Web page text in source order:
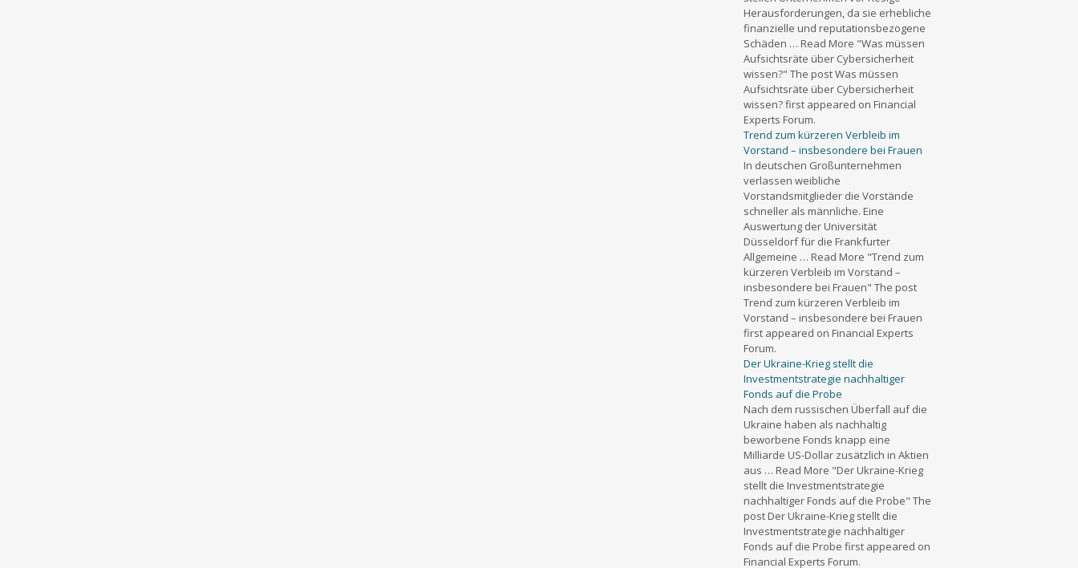
Herausforderungen, da sie erhebliche
finanzielle und reputationsbezogene
Schäden … Read More "Was müssen
Aufsichtsräte über Cybersicherheit
wissen?" The post Was müssen
Aufsichtsräte über Cybersicherheit
wissen? first appeared on Financial
Experts Forum.
Trend zum kürzeren Verbleib im
Vorstand – insbesondere bei Frauen
In deutschen Großunternehmen
verlassen weibliche
Vorstandsmitglieder die Vorstände
schneller als männliche. Eine
Auswertung der Universität
Düsseldorf für die Frankfurter
Allgemeine … Read More "Trend zum
kürzeren Verbleib im Vorstand –
insbesondere bei Frauen" The post
Trend zum kürzeren Verbleib im
Vorstand – insbesondere bei Frauen
first appeared on Financial Experts
Forum.
Der Ukraine-Krieg stellt die
Investmentstrategie nachhaltiger
Fonds auf die Probe
Nach dem russischen Überfall auf die
Ukraine haben als nachhaltig
beworbene Fonds knapp eine
Milliarde US-Dollar zusätzlich in Aktien
aus … Read More "Der Ukraine-Krieg
stellt die Investmentstrategie
nachhaltiger Fonds auf die Probe" The
post Der Ukraine-Krieg stellt die
Investmentstrategie nachhaltiger
Fonds auf die Probe first appeared on
Financial Experts Forum.